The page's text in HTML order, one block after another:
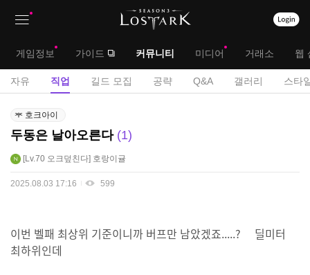
대
메
게임정보 가이드 커뮤니티 미디어 거래소 웹
서
자유 직업 길드 모집 공략 Q&A 갤러리 스타
직
업
게
시
호크아이
두동은 날아오른다 1
Lv.70 오크덮친다 호랑이귤
2025.08.03 17:16 599
이번 벨패 최상위 기준이니까 버프만 남았겠죠.....? 딜미터
최하위인데